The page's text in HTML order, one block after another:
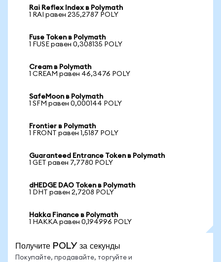
Rai Reflex Index в Polymath
1 RAI равен 235,2787 POLY
Fuse Token в Polymath
1 FUSE равен 0,308135 POLY
Cream в Polymath
1 CREAM равен 46,3476 POLY
SafeMoon в Polymath
1 SFM равен 0,000144 POLY
Frontier в Polymath
1 FRONT равен 1,5187 POLY
Guaranteed Entrance Token в Polymath
1 GET равен 7,7780 POLY
dHEDGE DAO Token в Polymath
1 DHT равен 2,7208 POLY
Hakka Finance в Polymath
1 HAKKA равен 0,194996 POLY
Получите POLY за секунды
Покупайте, продавайте, торгуйте и